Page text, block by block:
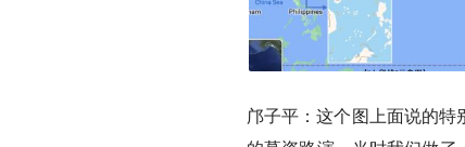
邝子平：这个图上面说的